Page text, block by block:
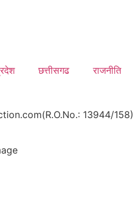
छत्तीसगढ राजनीति
13944/158)